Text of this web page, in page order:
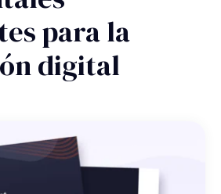
para la
digital